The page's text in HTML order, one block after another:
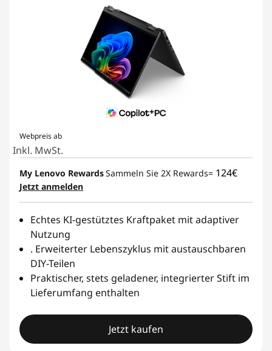
Webpreis ab
Inkl. MwSt.
My Lenovo RewardsSammeln Sie 2X Rewards= 124€
Jetzt anmelden
Echtes KI-gestütztes Kraftpaket mit adaptiver
Nutzung
. Erweiterter Lebenszyklus mit austauschbaren
DIY-Teilen
Praktischer, stets geladener, integrierter Stift im
Lieferumfang enthalten
Jetzt kaufen